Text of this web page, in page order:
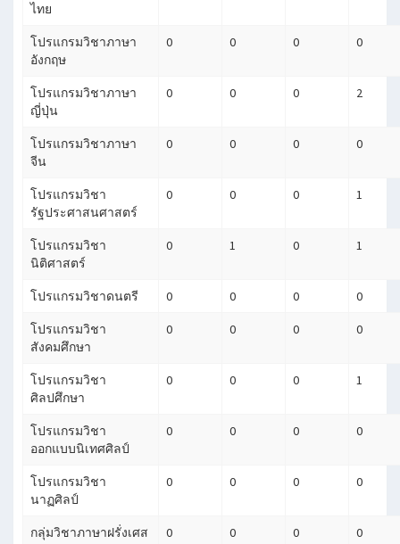
ไทย
โปรแกรมวิชาภาษา
อังกฤษ
0 0 0 0
โปรแกรมวิชาภาษา
ญี่ปุ่น
0 0 0 2
โปรแกรมวิชาภาษา
จีน
0 0 0 0
โปรแกรมวิชา
รัฐประศาสนศาสตร์
0 0 0 1
โปรแกรมวิชา
นิติศาสตร์
0 1 0 1
โปรแกรมวิชาดนตรี 0 0 0 0
โปรแกรมวิชา
สังคมศึกษา
0 0 0 0
โปรแกรมวิชา
ศิลปศึกษา
0 0 0 1
โปรแกรมวิชา
ออกแบบนิเทศศิลป์
0 0 0 0
โปรแกรมวิชา
นาฏศิลป์
0 0 0 0
กลุ่มวิชาภาษาฝรั่งเศส 0 0 0 0